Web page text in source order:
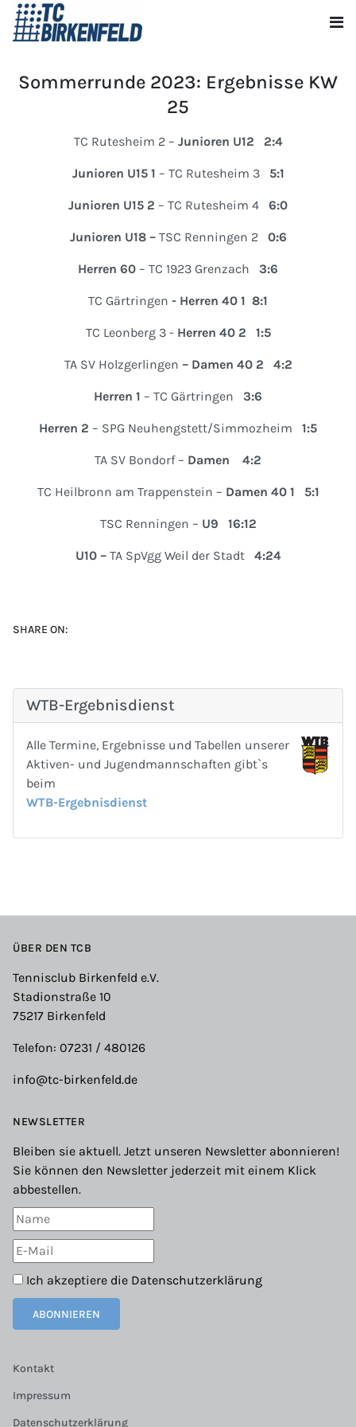
Sommerrunde 2023: Ergebnisse KW
25
TC Rutesheim 2 – Junioren U12 2:4
Junioren U15 1 – TC Rutesheim 3 5:1
Junioren U15 2 – TC Rutesheim 4 6:0
Junioren U18 – TSC Renningen 2 0:6
Herren 60 – TC 1923 Grenzach 3:6
TC Gärtringen - Herren 40 1 8:1
TC Leonberg 3 - Herren 40 2 1:5
TA SV Holzgerlingen – Damen 40 2 4:2
Herren 1 – TC Gärtringen 3:6
Herren 2 – SPG Neuhengstett/Simmozheim 1:5
TA SV Bondorf – Damen 4:2
TC Heilbronn am Trappenstein – Damen 40 1 5:1
TSC Renningen – U9 16:12
U10 – TA SpVgg Weil der Stadt 4:24
SHARE ON:
WTB-Ergebnisdienst
Alle Termine, Ergebnisse und Tabellen unserer
Aktiven- und Jugendmannschaften gibt`s
beim
WTB-Ergebnisdienst
ÜBER DEN TCB
Tennisclub Birkenfeld e.V.
Stadionstraße 10
75217 Birkenfeld
Telefon: 07231 / 480126
info@tc-birkenfeld.de
NEWSLETTER
Bleiben sie aktuell. Jetzt unseren Newsletter abonnieren!
Sie können den Newsletter jederzeit mit einem Klick
abbestellen.
Ich akzeptiere die Datenschutzerklärung
ABONNIEREN
Kontakt
Impressum
Datenschutzerklärung